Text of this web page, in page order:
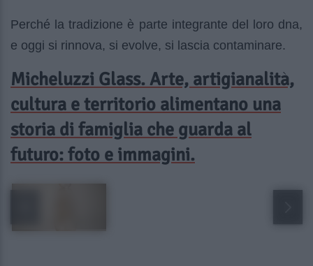
Perché la tradizione è parte integrante del loro dna,
e oggi si rinnova, si evolve, si lascia contaminare.
Micheluzzi Glass. Arte, artigianalità,
cultura e territorio alimentano una
storia di famiglia che guarda al
futuro: foto e immagini.